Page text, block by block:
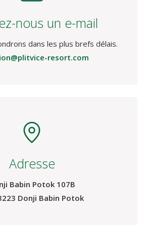
nous
nous un e-mail